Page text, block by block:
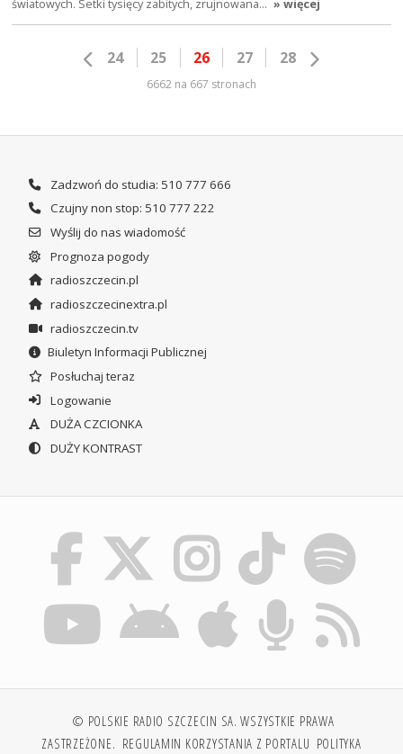
światowych. Setki tysięcy zabitych, zrujnowana… » więcej
24 25 26 27 28
6662 na 667 stronach
Zadzwoń do studia: 510 777 666
Czujny non stop: 510 777 222
Wyślij do nas wiadomość
Prognoza pogody
radioszczecin.pl
radioszczecinextra.pl
radioszczecin.tv
Biuletyn Informacji Publicznej
Posłuchaj teraz
Logowanie
DUŻA CZCIONKA
DUŻY KONTRAST
© POLSKIE RADIO SZCZECIN SA. WSZYSTKIE PRAWA
ZASTRZEŻONE. REGULAMIN KORZYSTANIA Z PORTALU POLITYKA